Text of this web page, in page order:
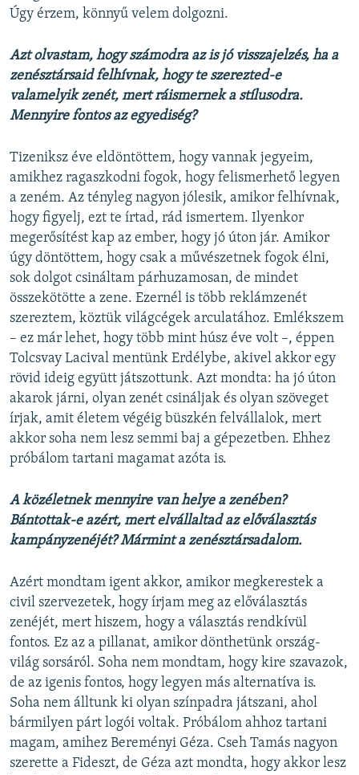
Úgy érzem, könnyű velem dolgozni.
Azt olvastam, hogy számodra az is jó visszajelzés, ha a
zenésztársaid felhívnak, hogy te szerezted-e
valamelyik zenét, mert ráismernek a stílusodra.
Mennyire fontos az egyediség?
Tizeniksz éve eldöntöttem, hogy vannak jegyeim,
amikhez ragaszkodni fogok, hogy felismerhető legyen
a zeném. Az tényleg nagyon jólesik, amikor felhívnak,
hogy figyelj, ezt te írtad, rád ismertem. Ilyenkor
megerősítést kap az ember, hogy jó úton jár. Amikor
úgy döntöttem, hogy csak a művészetnek fogok élni,
sok dolgot csináltam párhuzamosan, de mindet
összekötötte a zene. Ezernél is több reklámzenét
szereztem, köztük világcégek arculatához. Emlékszem
– ez már lehet, hogy több mint húsz éve volt –, éppen
Tolcsvay Lacival mentünk Erdélybe, akivel akkor egy
rövid ideig együtt játszottunk. Azt mondta: ha jó úton
akarok járni, olyan zenét csináljak és olyan szöveget
írjak, amit életem végéig büszkén felvállalok, mert
akkor soha nem lesz semmi baj a gépezetben. Ehhez
próbálom tartani magamat azóta is.
A közéletnek mennyire van helye a zenében?
Bántottak-e azért, mert elvállaltad az előválasztás
kampányzenéjét? Mármint a zenésztársadalom.
Azért mondtam igent akkor, amikor megkerestek a
civil szervezetek, hogy írjam meg az előválasztás
zenéjét, mert hiszem, hogy a választás rendkívül
fontos. Ez az a pillanat, amikor dönthetünk ország-
világ sorsáról. Soha nem mondtam, hogy kire szavazok,
de az igenis fontos, hogy legyen más alternatíva is.
Soha nem álltunk ki olyan színpadra játszani, ahol
bármilyen párt logói voltak. Próbálom ahhoz tartani
magam, amihez Bereményi Géza. Cseh Tamás nagyon
szerette a Fideszt, de Géza azt mondta, hogy akkor lesz